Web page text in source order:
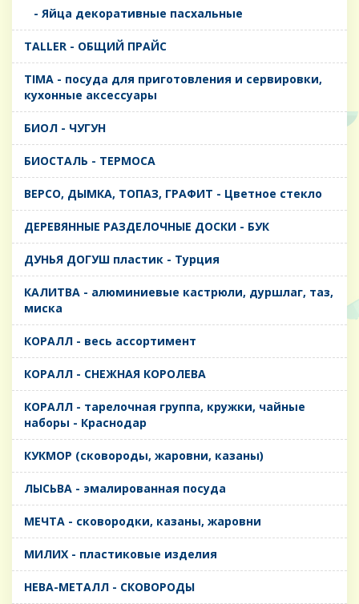
- Яйца декоративные пасхальные
TALLER - ОБЩИЙ ПРАЙС
TIMA - посуда для приготовления и сервировки,
кухонные аксессуары
БИОЛ - ЧУГУН
БИОСТАЛЬ - ТЕРМОСА
ВЕРСО, ДЫМКА, ТОПАЗ, ГРАФИТ - Цветное стекло
ДЕРЕВЯННЫЕ РАЗДЕЛОЧНЫЕ ДОСКИ - БУК
ДУНЬЯ ДОГУШ пластик - Турция
КАЛИТВА - алюминиевые кастрюли, дуршлаг, таз,
миска
КОРАЛЛ - весь ассортимент
КОРАЛЛ - СНЕЖНАЯ КОРОЛЕВА
КОРАЛЛ - тарелочная группа, кружки, чайные
наборы - Краснодар
КУКМОР (сковороды, жаровни, казаны)
ЛЫСЬВА - эмалированная посуда
МЕЧТА - сковородки, казаны, жаровни
МИЛИХ - пластиковые изделия
НЕВА-МЕТАЛЛ - СКОВОРОДЫ